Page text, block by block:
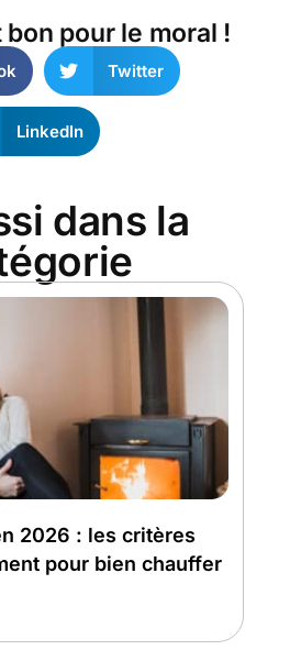
pour le moral !
Twitter
LinkedIn
dans la
2026 : les critères
pour bien chauffer